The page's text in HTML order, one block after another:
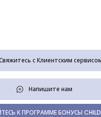
с Клиентским
Напишите нам
К ПРОГРАММЕ БОНУСЫ